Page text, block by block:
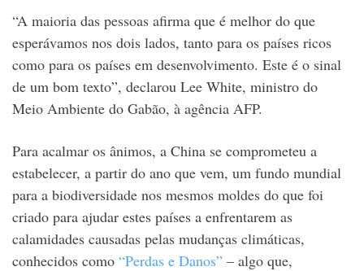
“A maioria das pessoas afirma que é melhor do que
esperávamos nos dois lados, tanto para os países ricos
como para os países em desenvolvimento. Este é o sinal
de um bom texto”, declarou Lee White, ministro do
Meio Ambiente do Gabão, à agência AFP.
Para acalmar os ânimos, a China se comprometeu a
estabelecer, a partir do ano que vem, um fundo mundial
para a biodiversidade nos mesmos moldes do que foi
criado para ajudar estes países a enfrentarem as
calamidades causadas pelas mudanças climáticas,
conhecidos como “Perdas e Danos” – algo que,